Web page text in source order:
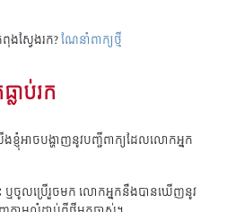
ងស្វែងរក?ណែនាំពាក្យថ្មី
ាប់រក
ញុំអាចបង្ហាញនូវបញ្ជីពាក្យដែលលោកអ្នក
ចូលប្រើរួចមក លោកអ្នកនឹងបានឃើញនូវ